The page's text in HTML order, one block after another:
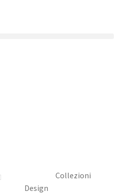
Collezioni
Design